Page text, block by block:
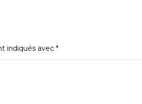
indiqués avec *